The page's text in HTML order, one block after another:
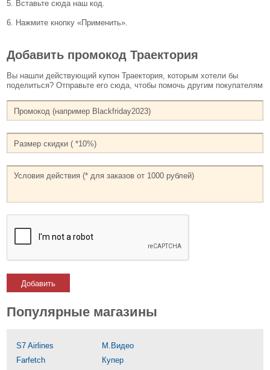
5. Вставьте сюда наш код.
6. Нажмите кнопку «Применить».
Добавить промокод Траектория
Вы нашли действующий купон Траектория, которым хотели бы
поделиться? Отправьте его сюда, чтобы помочь другим покупателям
Добавить
Популярные магазины
S7 Airlines
М.Видео
Farfetch
Купер